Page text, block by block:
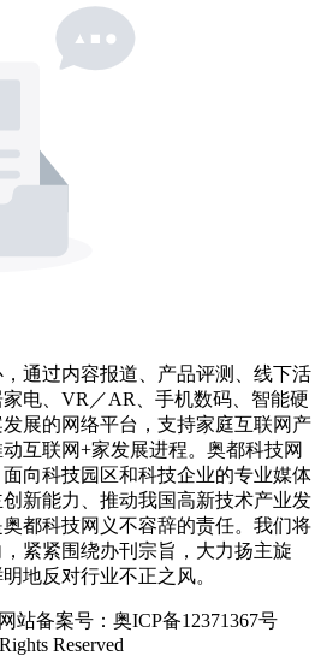
通过内容报道、产品评测、线下活
电、VR／AR、手机数码、智能硬
展的网络平台，支持家庭互联网产
互联网+家发展进程。奥都科技网
向科技园区和科技企业的专业媒体
新能力、推动我国高新技术产业发
都科技网义不容辞的责任。我们将
紧紧围绕办刊宗旨，大力扬主旋
地反对行业不正之风。
站备案号：奥ICP备12371367号
Reserved